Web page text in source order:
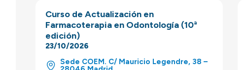
Curso de Actualización en
Farmacoterapia en Odontología (10ª
edición)
23/10/2026
Sede COEM. C/ Mauricio Legendre, 38 –